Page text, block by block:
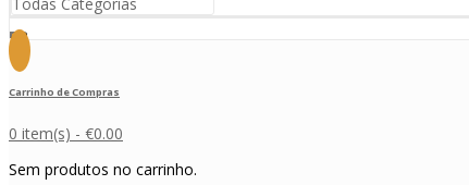
Carrinho de Compras
0 item(s) - €0.00
Sem produtos no carrinho.